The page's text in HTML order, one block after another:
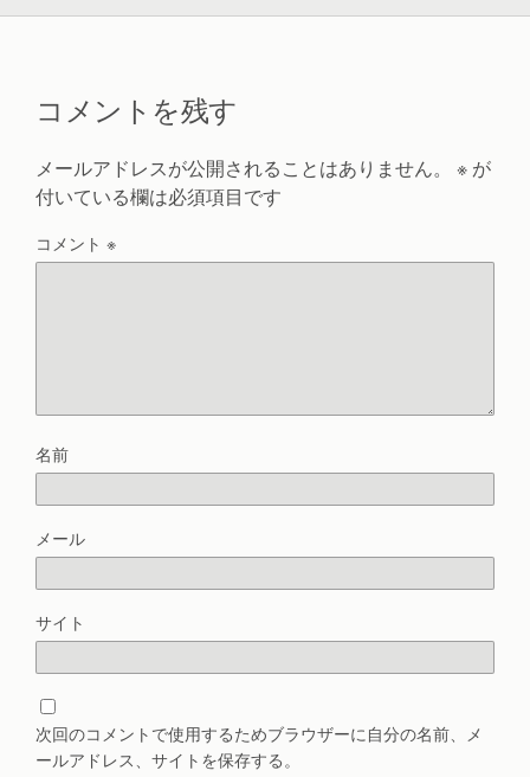
コメントを残す
メールアドレスが公開されることはありません。 ※ が
付いている欄は必須項目です
コメント ※
名前
メール
サイト
次回のコメントで使用するためブラウザーに自分の名前、メ
ールアドレス、サイトを保存する。